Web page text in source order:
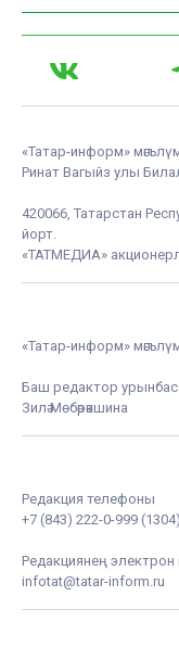
«Татар-информ»
Ринат Вагыйз улы
420066, Татарстан
йорт.
«ТАТМЕДИА»
«Татар-информ»
Баш редактор
Зилә Мөбәрәкшина
Редакция телефоны
+7 (843) 222-0-999 (1304)
Редакциянең электрон
infotat@tatar-inform.ru